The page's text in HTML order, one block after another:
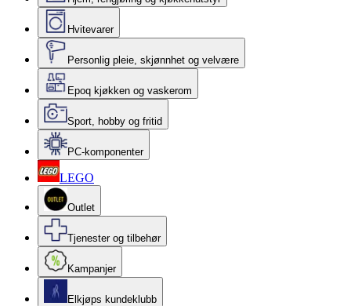
Hvitevarer
Personlig pleie, skjønnhet og velvære
Epoq kjøkken og vaskerom
Sport, hobby og fritid
PC-komponenter
LEGO
Outlet
Tjenester og tilbehør
Kampanjer
Elkjøps kundeklubb